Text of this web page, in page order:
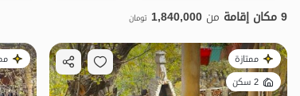
9 مكان إقامة من 1,840,000 تومان
ممتازة
2 سكن